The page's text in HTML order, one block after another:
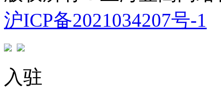
沪ICP备2021034207号-1
入驻